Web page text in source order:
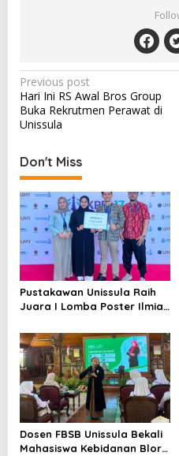
Post
navigation
Previous post
Hari Ini RS Awal Bros Group
Buka Rekrutmen Perawat di
Unissula
Don't Miss
Pustakawan Unissula Raih
Juara I Lomba Poster Ilmiah
Dosen FBSB Unissula Bekali
Mahasiswa Kebidanan Blora